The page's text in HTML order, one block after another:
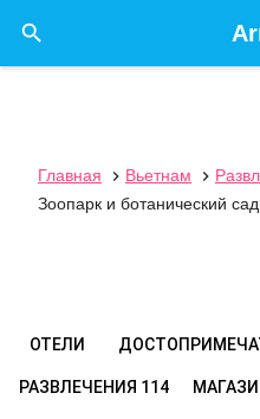

Главная  Вьетнам 
Зоопарк и ботанический сад
ОТЕЛИ
РАЗВЛЕЧЕНИЯ 114